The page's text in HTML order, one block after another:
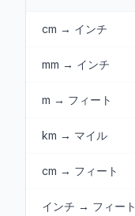
cm → インチ
mm → インチ
m → フィート
km → マイル
cm → フィート
インチ → フィート